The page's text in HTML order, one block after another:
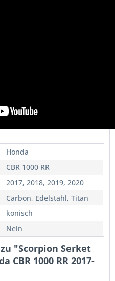
Honda
CBR 1000 RR
2017, 2018, 2019, 2020
Carbon, Edelstahl, Titan
konisch
Nein
"Scorpion Serket
CBR 1000 RR 2017-